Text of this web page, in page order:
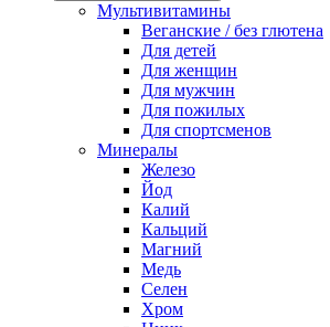
Мультивитамины
Веганские / без глютена
Для детей
Для женщин
Для мужчин
Для пожилых
Для спортсменов
Минералы
Железо
Йод
Калий
Кальций
Магний
Медь
Селен
Хром